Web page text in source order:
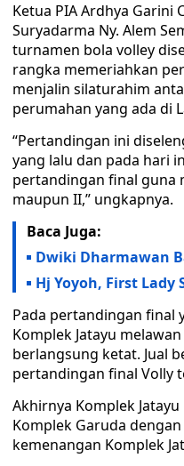
Ketua PIA Ardhya Garini
Suryadarma Ny. Alem
turnamen bola volley
rangka memeriahkan
menjalin silaturahim
perumahan yang ada di
“Pertandingan ini
yang lalu dan pada hari
pertandingan final guna
maupun II,” ungkapnya.
Baca Juga:
Dwiki Dharmawan
Hj Yoyoh, First Lady
Pada pertandingan final
Komplek Jatayu
berlangsung ketat. Jual
pertandingan final Volly
Akhirnya Komplek
Komplek Garuda
kemenangan Komplek